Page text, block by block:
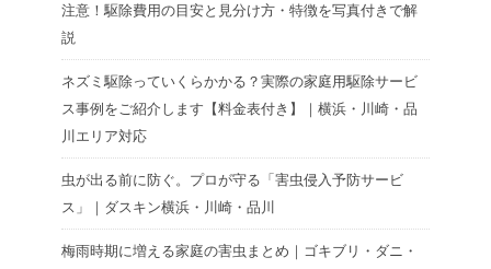
注意！駆除費用の目安と見分け方・特徴を写真付きで解
説
ネズミ駆除っていくらかかる？実際の家庭用駆除サービ
ス事例をご紹介します【料金表付き】｜横浜・川崎・品
川エリア対応
虫が出る前に防ぐ。プロが守る「害虫侵入予防サービ
ス」｜ダスキン横浜・川崎・品川
梅雨時期に増える家庭の害虫まとめ｜ゴキブリ・ダニ・